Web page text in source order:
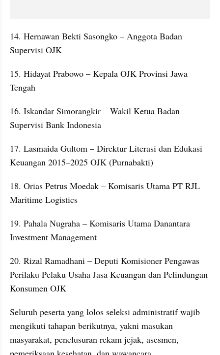
14. Hernawan Bekti Sasongko – Anggota Badan
Supervisi OJK
15. Hidayat Prabowo – Kepala OJK Provinsi Jawa
Tengah
16. Iskandar Simorangkir – Wakil Ketua Badan
Supervisi Bank Indonesia
17. Lasmaida Gultom – Direktur Literasi dan Edukasi
Keuangan 2015–2025 OJK (Purnabakti)
18. Orias Petrus Moedak – Komisaris Utama PT RJL
Maritime Logistics
19. Pahala Nugraha – Komisaris Utama Danantara
Investment Management
20. Rizal Ramadhani – Deputi Komisioner Pengawas
Perilaku Pelaku Usaha Jasa Keuangan dan Pelindungan
Konsumen OJK
Seluruh peserta yang lolos seleksi administratif wajib
mengikuti tahapan berikutnya, yakni masukan
masyarakat, penelusuran rekam jejak, asesmen,